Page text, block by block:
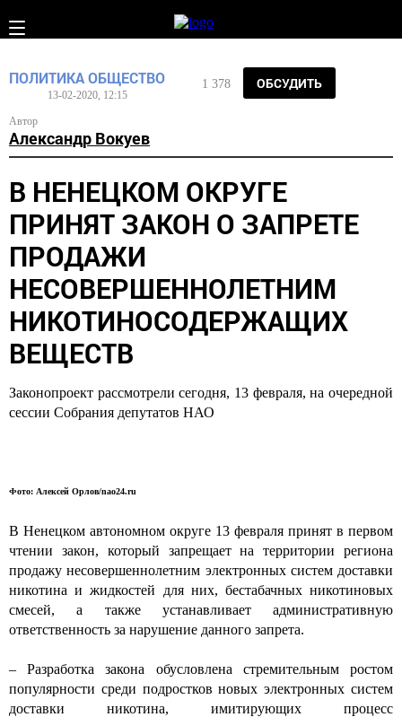
ПОЛИТИКАОБЩЕСТВО
13-02-2020, 12:15
Автор
Александр Вокуев
1 378 ОБСУДИТЬ
В НЕНЕЦКОМ ОКРУГЕ
ПРИНЯТ ЗАКОН О ЗАПРЕТЕ
ПРОДАЖИ
НЕСОВЕРШЕННОЛЕТНИМ
НИКОТИНОСОДЕРЖАЩИХ
ВЕЩЕСТВ
Законопроект рассмотрели сегодня, 13 февраля, на очередной
сессии Собрания депутатов НАО
Фото: Алексей Орлов/nao24.ru
В Ненецком автономном округе 13 февраля принят в первом
чтении закон, который запрещает на территории региона
продажу несовершеннолетним электронных систем доставки
никотина и жидкостей для них, бестабачных никотиновых
смесей, а также устанавливает административную
ответственность за нарушение данного запрета.
– Разработка закона обусловлена стремительным ростом
популярности среди подростков новых электронных систем
доставки никотина, имитирующих процесс